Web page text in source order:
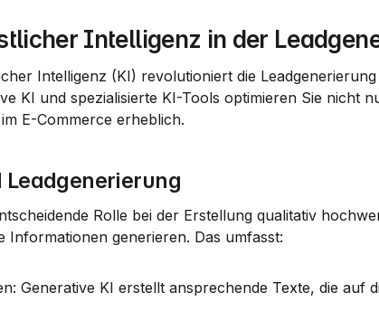
Intelligenz in der
Intelligenz (KI) revolutioniert die
KI und spezialisierte KI-Tools optimieren Sie nicht
im E-Commerce erheblich.
Leadgenerierung
Rolle bei der Erstellung qualitativ
Informationen generieren. Das umfasst:
: Generative KI erstellt ansprechende Texte, die auf